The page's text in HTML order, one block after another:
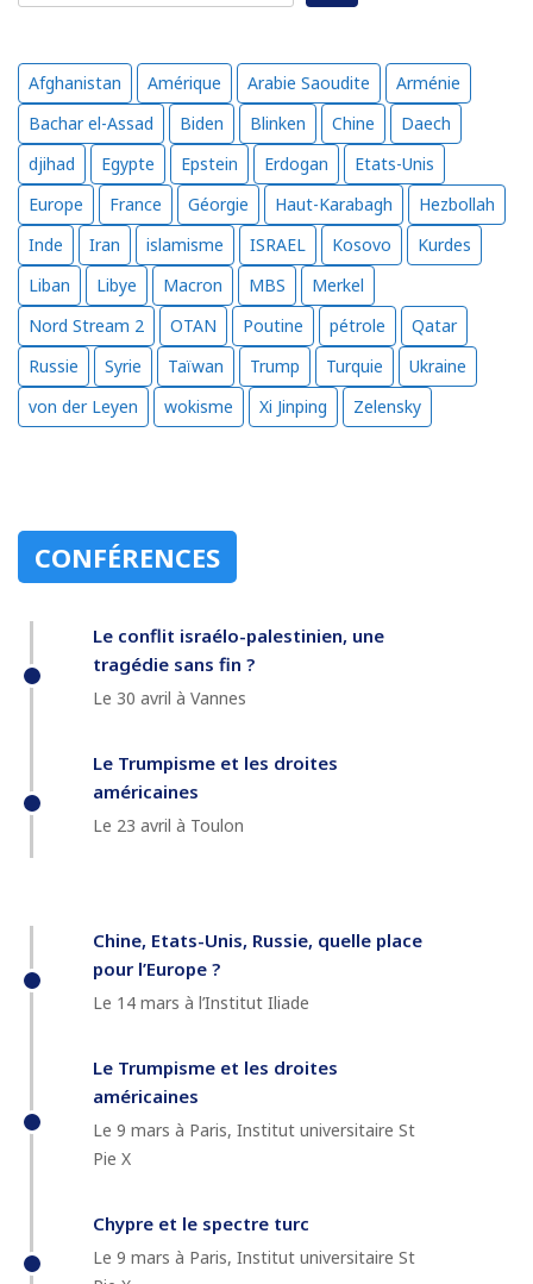
Afghanistan Amérique Arabie Saoudite
Arménie
Bachar el-Assad
Biden Blinken Chine
Daech
djihad
Egypte Epstein Erdogan
Etats-Unis
Europe
France Géorgie Haut-Karabagh
Hezbollah
Inde
Iran islamisme ISRAEL Kosovo
Kurdes
Liban
Libye Macron MBS
Merkel
Nord Stream 2
OTAN Poutine pétrole
Qatar
Russie
Syrie Taïwan Trump Turquie
Ukraine
von der Leyen
wokisme Xi Jinping Zelensky
CONFÉRENCES
Le conflit israélo-palestinien, une
tragédie sans fin ?
Le 30 avril à Vannes
Le Trumpisme et les droites
américaines
Le 23 avril à Toulon
Chine, Etats-Unis, Russie, quelle place
pour l’Europe ?
Le 14 mars à l’Institut Iliade
Le Trumpisme et les droites
américaines
Le 9 mars à Paris, Institut universitaire St
Pie X
Chypre et le spectre turc
Le 9 mars à Paris, Institut universitaire St